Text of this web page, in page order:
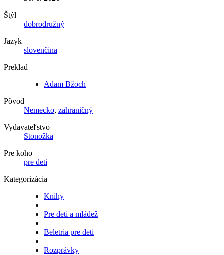
Štýl
dobrodružný
Jazyk
slovenčina
Preklad
Adam Bžoch
Pôvod
Nemecko, zahraničný
Vydavateľstvo
Stonožka
Pre koho
pre deti
Kategorizácia
Knihy
Pre deti a mládež
Beletria pre deti
Rozprávky